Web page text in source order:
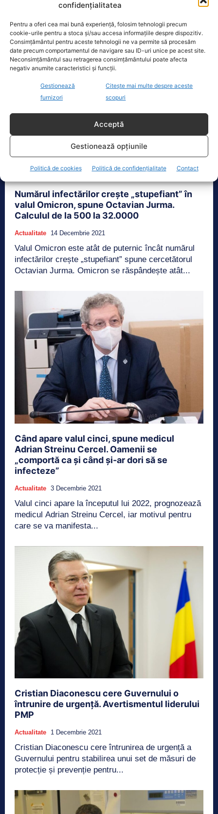
confidențialitatea
Pentru a oferi cea mai bună experiență, folosim tehnologii precum
cookie-urile pentru a stoca și/sau accesa informațiile despre dispozitiv.
Consimțământul pentru aceste tehnologii ne va permite să procesăm
date precum comportamentul de navigare sau ID-uri unice pe acest site.
Neconsimțământul sau retragerea consimțământului poate afecta
negativ anumite caracteristici și funcții.
Gestionează
furnizori
Citește mai multe despre aceste
scopuri
Acceptă
Gestionează opțiunile
Politică de cookies Politică de confidențialitate Contact
Numărul mare de îmbolnăviri cu coronavirus prin
să fie până...
Numărul infectărilor crește „stupefiant” în
valul Omicron, spune Octavian Jurma.
Calculul de la 500 la 32.0000
Actualitate 14 Decembrie 2021
Valul Omicron este atât de puternic încât numărul
infectărilor crește „stupefiant” spune cercetătorul
Octavian Jurma. Omicron se răspândește atât...
Când apare valul cinci, spune medicul
Adrian Streinu Cercel. Oamenii se
„comportă ca și când și-ar dori să se
infecteze”
Actualitate 3 Decembrie 2021
Valul cinci apare la începutul lui 2022, prognozează
medicul Adrian Streinu Cercel, iar motivul pentru
care se va manifesta...
Cristian Diaconescu cere Guvernului o
întrunire de urgență. Avertismentul liderului
PMP
Actualitate 1 Decembrie 2021
Cristian Diaconescu cere întrunirea de urgență a
Guvernului pentru stabilirea unui set de măsuri de
protecție și prevenție pentru...